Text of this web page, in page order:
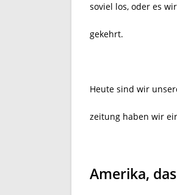
soviel los, oder es
gekehrt.
Heute sind wir
zeitung haben wir
Amerika,